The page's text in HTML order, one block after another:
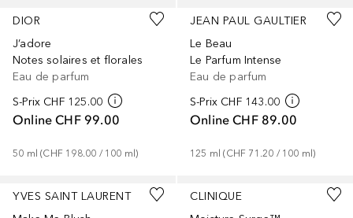
DIOR
J’adore
Notes solaires et florales
Eau de parfum
S-Prix CHF 125.00
Online CHF 99.00
50 ml (CHF 198.00 / 100 ml)
JEAN PAUL GAULTIER
Le Beau
Le Parfum Intense
Eau de parfum
S-Prix CHF 143.00
Online CHF 89.00
125 ml (CHF 71.20 / 100 ml)
YVES SAINT LAURENT
+12
CLINIQUE